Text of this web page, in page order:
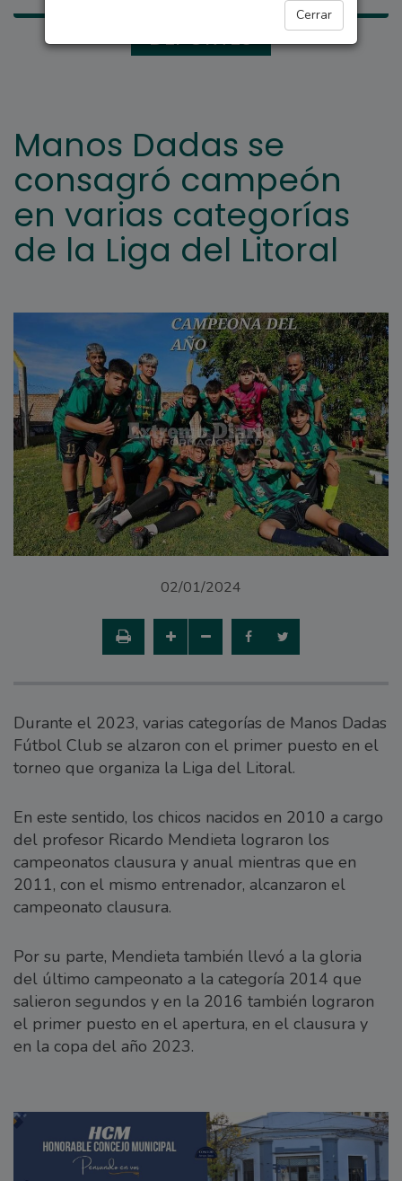
Cerrar
DEPORTES
Manos Dadas se
consagró campeón
en varias categorías
de la Liga del Litoral
02/01/2024
Durante el 2023, varias categorías de Manos Dadas
Fútbol Club se alzaron con el primer puesto en el
torneo que organiza la Liga del Litoral.
En este sentido, los chicos nacidos en 2010 a cargo
del profesor Ricardo Mendieta lograron los
campeonatos clausura y anual mientras que en
2011, con el mismo entrenador, alcanzaron el
campeonato clausura.
Por su parte, Mendieta también llevó a la gloria
del último campeonato a la categoría 2014 que
salieron segundos y en la 2016 también lograron
el primer puesto en el apertura, en el clausura y
en la copa del año 2023.